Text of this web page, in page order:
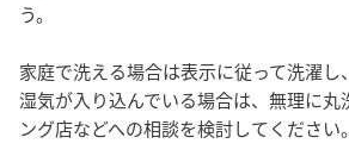
う。
家庭で洗える場合は表示に従って洗濯し
湿気が入り込んでいる場合は、無理に丸
ング店などへの相談を検討してください。